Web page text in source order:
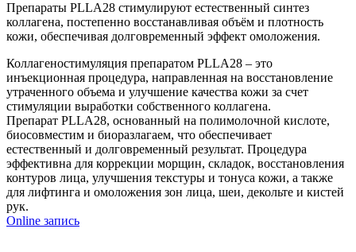
Препараты PLLA28 стимулируют естественный синтез
коллагена, постепенно восстанавливая объём и плотность
кожи, обеспечивая долговременный эффект омоложения.
Коллагеностимуляция препаратом PLLA28 – это
инъекционная процедура, направленная на восстановление
утраченного объема и улучшение качества кожи за счет
стимуляции выработки собственного коллагена.
Препарат PLLA28, основанный на полимолочной кислоте,
биосовместим и биоразлагаем, что обеспечивает
естественный и долговременный результат. Процедура
эффективна для коррекции морщин, складок, восстановления
контуров лица, улучшения текстуры и тонуса кожи, а также
для лифтинга и омоложения зон лица, шеи, декольте и кистей
рук.
Online запись